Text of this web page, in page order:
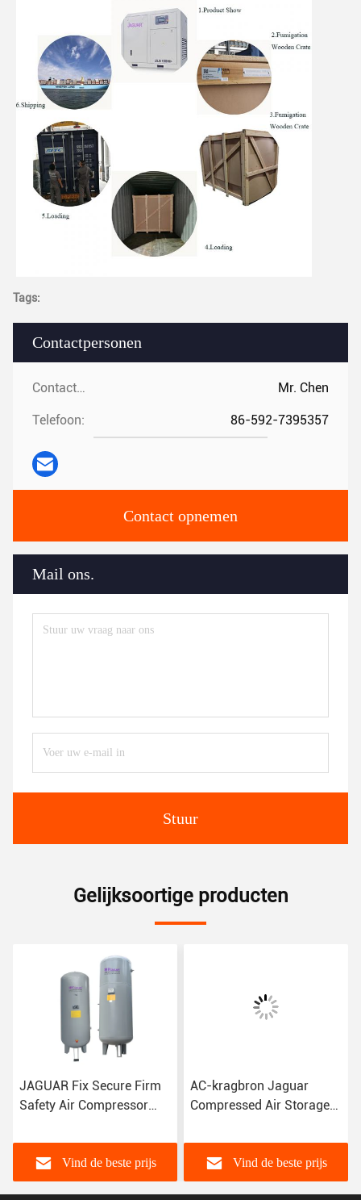
Contactpersonen
Contactpersonen: Mr. Chen
Telefoon: 86-592-7395357
Contact opnemen
Mail ons.
Stuur
Tags:
Gelijksoortige producten
JAGUAR Fix Secure Firm
Safety Air Compressor
Volume
Vind de beste prijs
AC-kragbron Jaguar
Compressed Air Storage
luchtcompressor
Vind de beste prijs